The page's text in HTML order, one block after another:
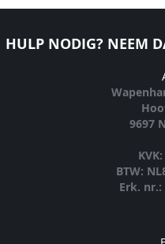
HULP NODIG? NEEM
9697
BTW:
Erk. nr.: